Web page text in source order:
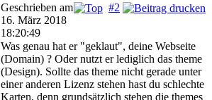
#2
Geschrieben am
16. März 2018
18:20:49
Was genau hat er "geklaut", deine Webseite
(Domain) ? Oder nutzt er lediglich das theme
(Design). Sollte das theme nicht gerade unter
einer anderen Lizenz stehen hast du schlechte
Karten, denn grundsätzlich stehen die themes